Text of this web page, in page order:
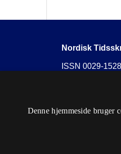
Nordisk
ISSN 0029-
Denne hjemmeside bruger